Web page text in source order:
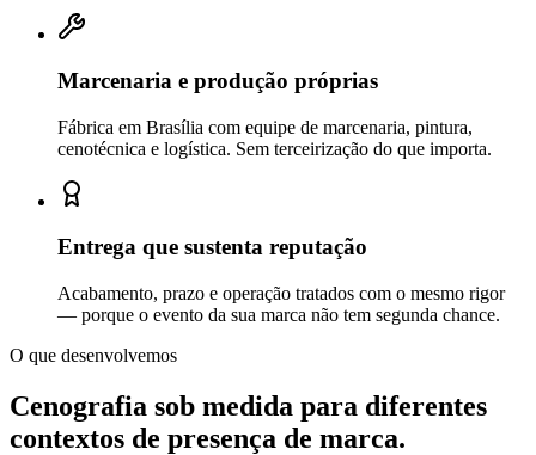
Marcenaria e produção próprias
Fábrica em Brasília com equipe de marcenaria, pintura,
cenotécnica e logística. Sem terceirização do que importa.
Entrega que sustenta reputação
Acabamento, prazo e operação tratados com o mesmo rigor
— porque o evento da sua marca não tem segunda chance.
O que desenvolvemos
Cenografia sob medida para diferentes
contextos de presença de marca.